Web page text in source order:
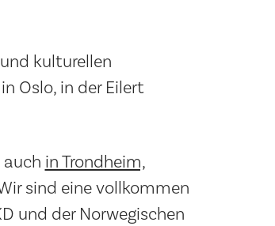
kulturellen
Oslo, in der Eilert
in Trondheim,
sind eine vollkommen
und der Norwegischen